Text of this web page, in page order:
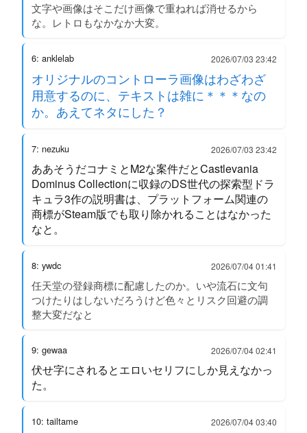
文字や画像はそこだけ画像で重ねれば消せるから
な。レトロもなかなか大変。
6: anklelab 2026/07/03 23:42
オリジナルのコントローラ画像はわざわざ
用意するのに、テキストは雑に＊＊＊なの
か。あえてネタにした？
7: nezuku 2026/07/03 23:42
ああそうだコナミとM2な案件だとCastlevania
Dominus Collectionに収録のDS世代の探索型ドラ
キュラ3作の説明書は、プラットフォーム関連の
商標がSteam版でも取り除かれることはなかった
なと。
8: ywdc 2026/07/04 01:41
任天堂の登録商標に配慮したのか。いや流石に文句
つけたりはしないだろうけど色々とリスク回避の調
整大変だなと
9: gewaa 2026/07/04 02:41
伏せ字にされるとエロいセリフにしか見えなかっ
た。
10: tailtame 2026/07/04 03:40